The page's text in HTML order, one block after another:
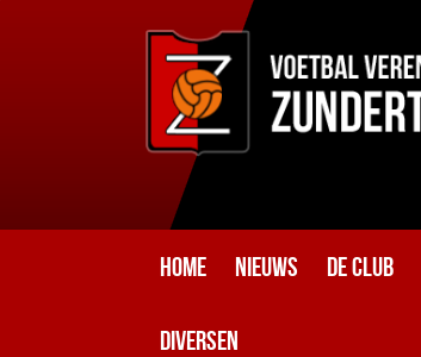
Home Nieuws De club
Diversen